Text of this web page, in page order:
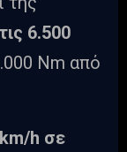
6.500
Nm από
h σε